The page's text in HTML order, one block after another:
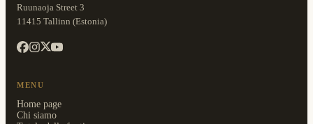
Ruunaoja Street 3
11415 Tallinn (Estonia)
MENU
Home page
Chi siamo